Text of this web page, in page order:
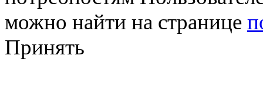
можно найти на странице
Принять